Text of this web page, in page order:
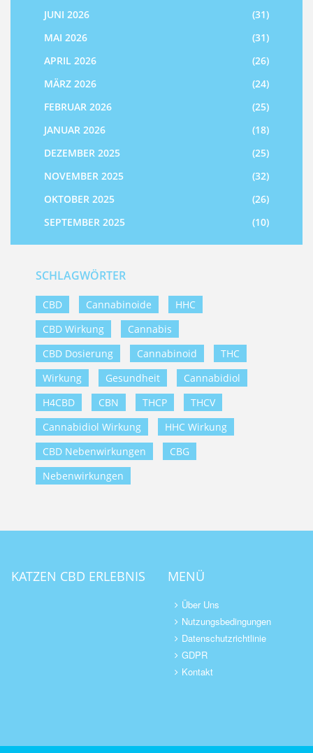
JUNI 2026
(31)
MAI 2026
(31)
APRIL 2026
(26)
MÄRZ 2026
(24)
FEBRUAR 2026
(25)
JANUAR 2026
(18)
DEZEMBER 2025
(25)
NOVEMBER 2025
(32)
OKTOBER 2025
(26)
SEPTEMBER 2025
(10)
SCHLAGWÖRTER
CBD Cannabinoide
HHC
CBD Wirkung
Cannabis
CBD Dosierung
Cannabinoid
THC
Wirkung
Gesundheit
Cannabidiol
H4CBD
CBN THCP
THCV
Cannabidiol Wirkung
HHC Wirkung
CBD Nebenwirkungen
CBG
Nebenwirkungen
KATZEN CBD ERLEBNIS MENÜ
Über Uns
Nutzungsbedingungen
Datenschutzrichtlinie
GDPR
Kontakt